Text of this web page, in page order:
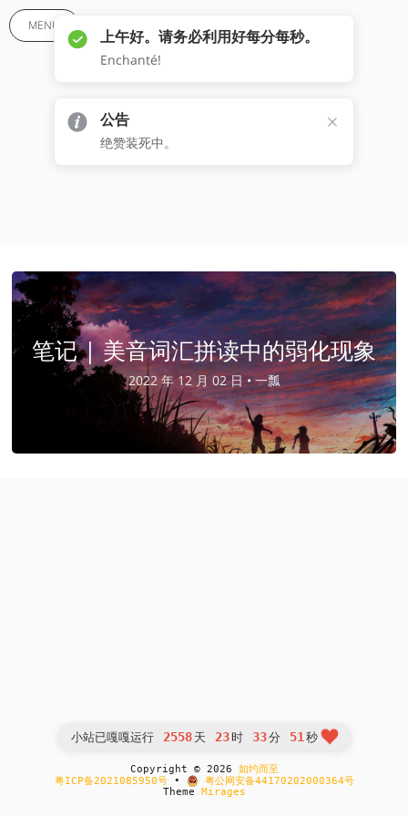
MENU
笔记 | 美音词汇拼读中的弱化现象
2022 年 12 月 02 日 •一瓢
小站已嘎嘎运行 2558 天 23时 33分 51 秒
Copyright © 2026 如约而至
粤ICP备2021085950号•
粤公网安备44170202000364号
Theme Mirages
上午好。请务必利用好每分每秒。
Enchanté!
绝赞装死中。